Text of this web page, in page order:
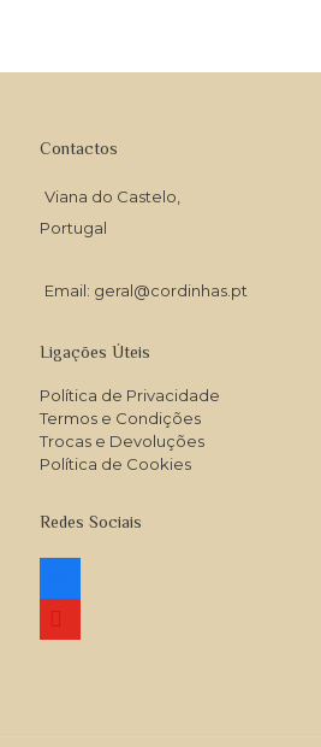
Contactos
Viana do Castelo,
Portugal
Email: geral@cordinhas.pt
Ligações Úteis
Política de Privacidade
Termos e Condições
Trocas e Devoluções
Política de Cookies
Redes Sociais
facebook
youtube